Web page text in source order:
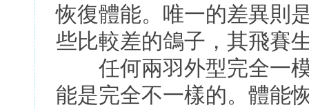
恢復體能。唯一的差異則
些比較差的鴿子，其飛賽
任何兩羽外型完全一模
能是完全不一樣的。體能